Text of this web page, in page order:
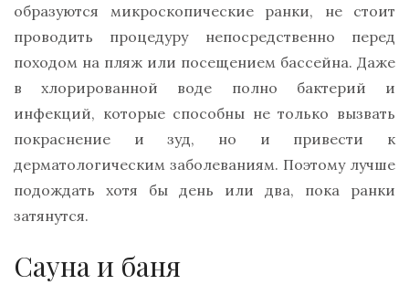
образуются микроскопические ранки, не стоит
проводить процедуру непосредственно перед
походом на пляж или посещением бассейна. Даже
в хлорированной воде полно бактерий и
инфекций, которые способны не только вызвать
покраснение и зуд, но и привести к
дерматологическим заболеваниям. Поэтому лучше
подождать хотя бы день или два, пока ранки
затянутся.
Сауна и баня